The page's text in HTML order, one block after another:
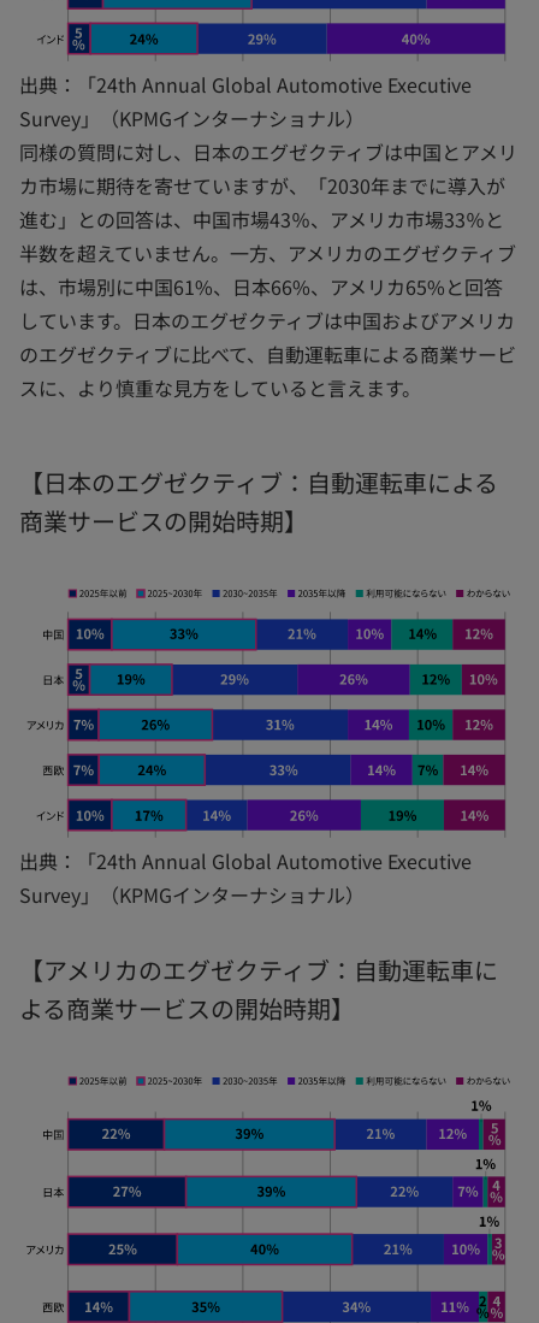
出典：「24th Annual Global Automotive Executive
Survey」（KPMGインターナショナル）
同様の質問に対し、日本のエグゼクティブは中国とアメリ
カ市場に期待を寄せていますが、「2030年までに導入が
進む」との回答は、中国市場43％、アメリカ市場33％と
半数を超えていません。一方、アメリカのエグゼクティブ
は、市場別に中国61%、日本66%、アメリカ65%と回答
しています。日本のエグゼクティブは中国およびアメリカ
のエグゼクティブに比べて、自動運転車による商業サービ
スに、より慎重な見方をしていると言えます。
【日本のエグゼクティブ：自動運転車による
商業サービスの開始時期】
出典：「24th Annual Global Automotive Executive
Survey」（KPMGインターナショナル）
【アメリカのエグゼクティブ：自動運転車に
よる商業サービスの開始時期】